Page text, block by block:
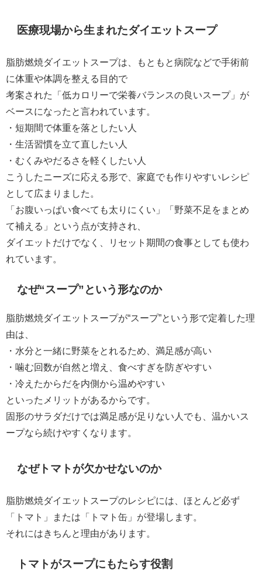
医療現場から生まれたダイエットスープ
脂肪燃焼ダイエットスープは、もともと病院などで手術前
に体重や体調を整える目的で
考案された「低カロリーで栄養バランスの良いスープ」が
ベースになったと言われています。
・短期間で体重を落としたい人
・生活習慣を立て直したい人
・むくみやだるさを軽くしたい人
こうしたニーズに応える形で、家庭でも作りやすいレシピ
として広まりました。
「お腹いっぱい食べても太りにくい」「野菜不足をまとめ
て補える」という点が支持され、
ダイエットだけでなく、リセット期間の食事としても使わ
れています。
なぜ“スープ”という形なのか
脂肪燃焼ダイエットスープが“スープ”という形で定着した理
由は、
・水分と一緒に野菜をとれるため、満足感が高い
・噛む回数が自然と増え、食べすぎを防ぎやすい
・冷えたからだを内側から温めやすい
といったメリットがあるからです。
固形のサラダだけでは満足感が足りない人でも、温かいス
ープなら続けやすくなります。
なぜトマトが欠かせないのか
脂肪燃焼ダイエットスープのレシピには、ほとんど必ず
「トマト」または「トマト缶」が登場します。
それにはきちんと理由があります。
トマトがスープにもたらす役割